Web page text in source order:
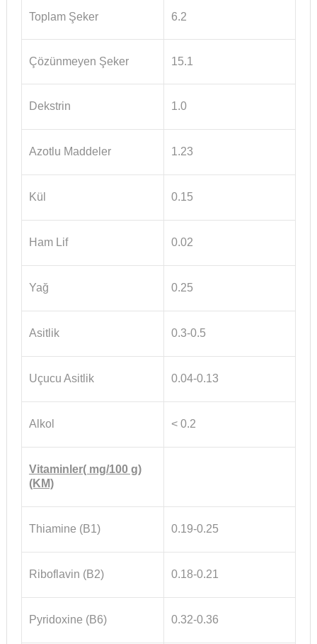
Toplam Şeker 6.2
Çözünmeyen Şeker 15.1
Dekstrin 1.0
Azotlu Maddeler 1.23
Kül 0.15
Ham Lif 0.02
Yağ 0.25
Asitlik 0.3-0.5
Uçucu Asitlik 0.04-0.13
Alkol < 0.2
Vitaminler( mg/100 g)
(KM)
Thiamine (B1) 0.19-0.25
Riboflavin (B2) 0.18-0.21
Pyridoxine (B6) 0.32-0.36